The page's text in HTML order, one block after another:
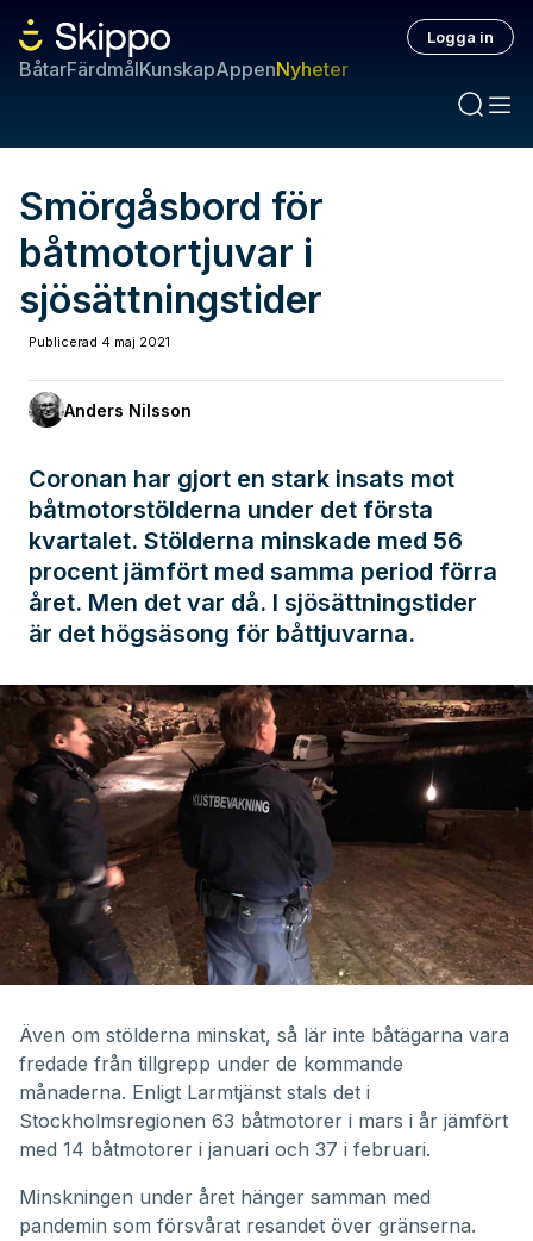
BåtarFärdmålKunskapAppenNyheter
Logga in
Smörgåsbord för
båtmotortjuvar i
sjösättningstider
Publicerad 4 maj 2021
Anders Nilsson
Coronan har gjort en stark insats mot
båtmotorstölderna under det första
kvartalet. Stölderna minskade med 56
procent jämfört med samma period förra
året. Men det var då. I sjösättningstider
är det högsäsong för båttjuvarna.
Även om stölderna minskat, så lär inte båtägarna vara
fredade från tillgrepp under de kommande
månaderna. Enligt Larmtjänst stals det i
Stockholmsregionen 63 båtmotorer i mars i år jämfört
med 14 båtmotorer i januari och 37 i februari.
Minskningen under året hänger samman med
pandemin som försvårat resandet över gränserna.